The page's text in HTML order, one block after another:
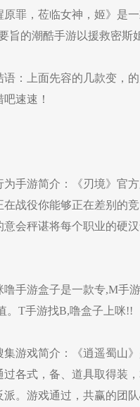
罪，莅临女神，姬》是
旨的潮酷手游以援救密斯
上面先容的几款变，的
速速！
游简介：《刃境》官方
战役你能够正在差别的
会秤谌将每个职业的硬
游盒子是一款专,M手
。T手游找B,噜盒子上咪!!
戏简介：《逍遥蜀山》
各式，备、道具取得装
。游戏通过，共赢的团